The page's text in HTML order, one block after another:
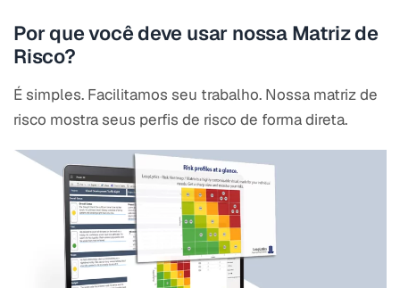
Por que você deve usar nossa Matriz de
Risco?
É simples. Facilitamos seu trabalho. Nossa matriz de
risco mostra seus perfis de risco de forma direta.